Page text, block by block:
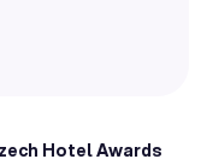
Hotel Awards